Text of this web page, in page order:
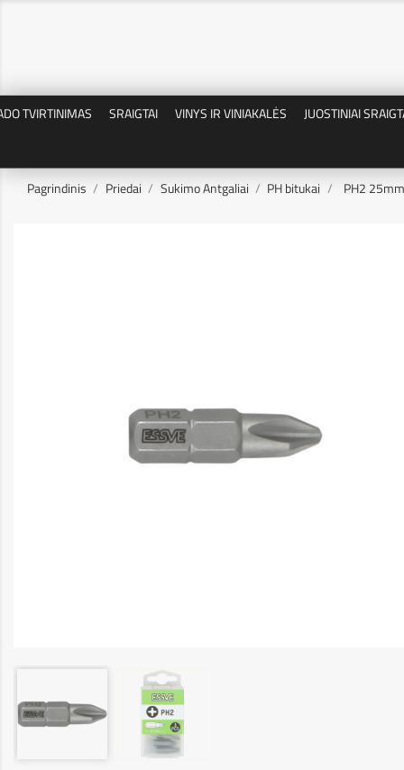
TVIRTINIMAS SRAIGTAI VINYS IR VINIAKALĖS JUOSTINIAI
Pagrindinis Priedai Sukimo Antgaliai PH bitukai PH2